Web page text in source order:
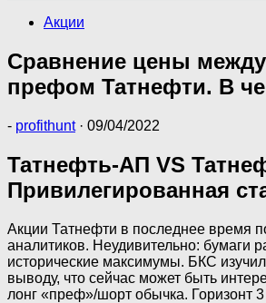
Акции
Сравнение цены
префом Татнефти. В
- profithunt · 09/04/2022
Татнефть-АП VS
Привилегированная
Акции Татнефти в последнее время
аналитиков. Неудивительно: бумаги
исторические максимумы. БКС
выводу, что сейчас может быть
лонг «преф»/шорт обычка. Горизонт